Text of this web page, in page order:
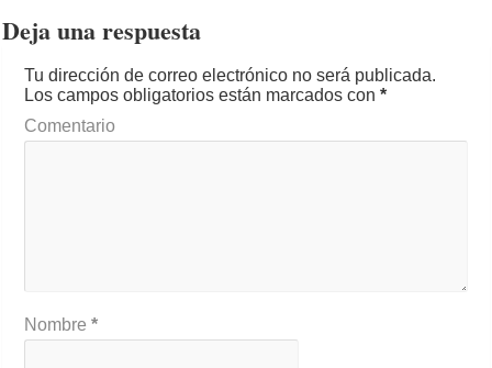
Deja una respuesta
Tu dirección de correo electrónico no será publicada.
Los campos obligatorios están marcados con*
Comentario
Nombre*